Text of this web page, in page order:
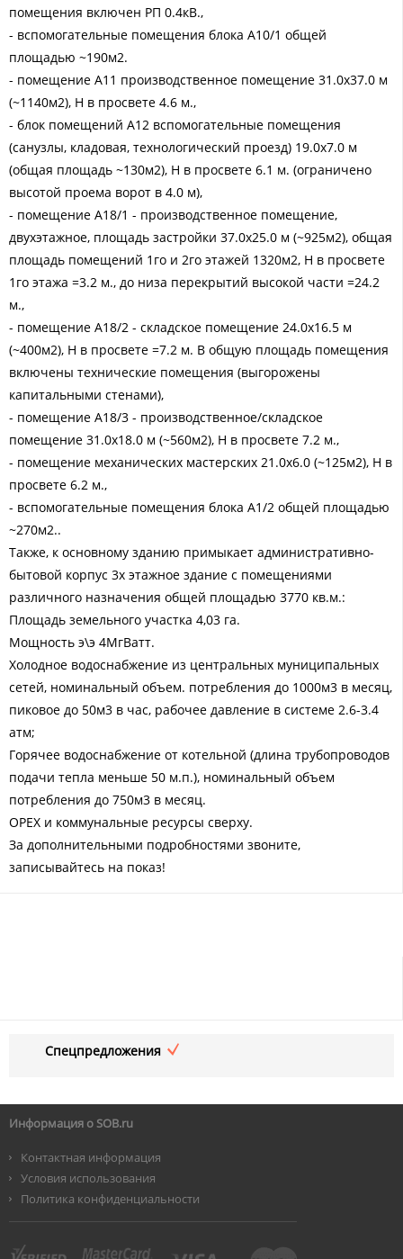
помещения включен РП 0.4кВ.,
- вспомогательные помещения блока А10/1 общей
площадью ~190м2.
- помещение А11 производственное помещение 31.0х37.0 м
(~1140м2), Н в просвете 4.6 м.,
- блок помещений А12 вспомогательные помещения
(санузлы, кладовая, технологический проезд) 19.0х7.0 м
(общая площадь ~130м2), Н в просвете 6.1 м. (ограничено
высотой проема ворот в 4.0 м),
- помещение А18/1 - производственное помещение,
двухэтажное, площадь застройки 37.0х25.0 м (~925м2), общая
площадь помещений 1го и 2го этажей 1320м2, Н в просвете
1го этажа =3.2 м., до низа перекрытий высокой части =24.2
м.,
- помещение А18/2 - складское помещение 24.0х16.5 м
(~400м2), Н в просвете =7.2 м. В общую площадь помещения
включены технические помещения (выгорожены
капитальными стенами),
- помещение А18/3 - производственное/складское
помещение 31.0х18.0 м (~560м2), Н в просвете 7.2 м.,
- помещение механических мастерских 21.0х6.0 (~125м2), Н в
просвете 6.2 м.,
- вспомогательные помещения блока А1/2 общей площадью
~270м2..
Также, к основному зданию примыкает административно-
бытовой корпус 3х этажное здание с помещениями
различного назначения общей площадью 3770 кв.м.:
Площадь земельного участка 4,03 га.
Мощность э\э 4МгВатт.
Холодное водоснабжение из центральных муниципальных
сетей, номинальный объем. потребления до 1000м3 в месяц,
пиковое до 50м3 в час, рабочее давление в системе 2.6-3.4
атм;
Горячее водоснабжение от котельной (длина трубопроводов
подачи тепла меньше 50 м.п.), номинальный объем
потребления до 750м3 в месяц.
ОРЕХ и коммунальные ресурсы сверху.
За дополнительными подробностями звоните,
записывайтесь на показ!
Спецпредложения
Информация о SOB.ru
Контактная информация
Условия использования
Политика конфиденциальности